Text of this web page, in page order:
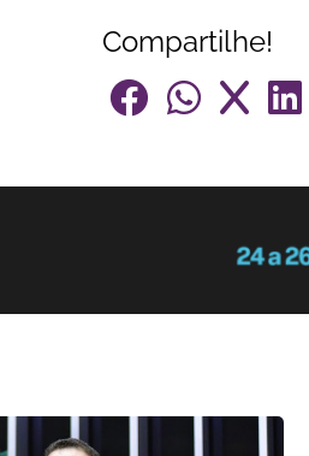
Compartilhe!